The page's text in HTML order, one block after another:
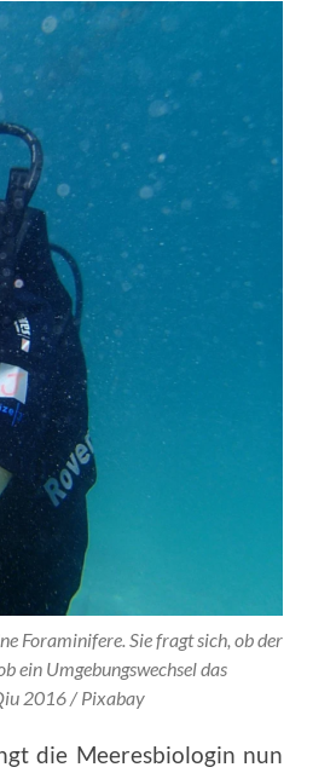
Foraminifere. Sie fragt sich, ob der
ein Umgebungswechsel das
2016 / Pixabay
die Meeresbiologin nun